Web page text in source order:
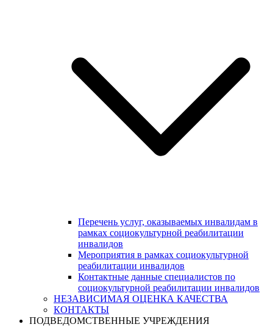
Перечень услуг, оказываемых инвалидам в
рамках социокультурной реабилитации
инвалидов
Мероприятия в рамках социокультурной
реабилитации инвалидов
Контактные данные специалистов по
социокультурной реабилитации инвалидов
НЕЗАВИСИМАЯ ОЦЕНКА КАЧЕСТВА
КОНТАКТЫ
ПОДВЕДОМСТВЕННЫЕ УЧРЕЖДЕНИЯ